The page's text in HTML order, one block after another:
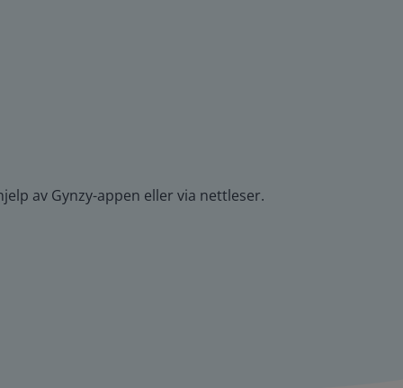
av Gynzy-appen eller via nettleser.